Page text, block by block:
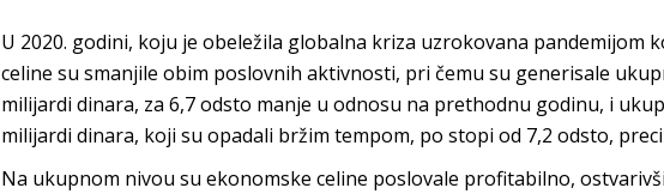
U 2020. godini, koju je obeležila globalna kriza uzrokovana pandemijom
celine su smanjile obim poslovnih aktivnosti, pri čemu su generisale
milijardi dinara, za 6,7 odsto manje u odnosu na prethodnu godinu, i
milijardi dinara, koji su opadali bržim tempom, po stopi od 7,2 odsto,
Na ukupnom nivou su ekonomske celine poslovale profitabilno,